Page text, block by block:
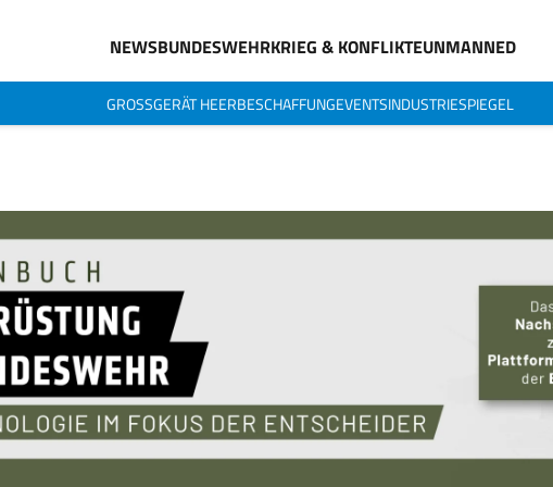
NEWSBUNDESWEHRKRIEG & KONFLIKTEUNMANNED
GROSSGERÄT HEERBESCHAFFUNGEVENTSINDUSTRIESPIEGEL